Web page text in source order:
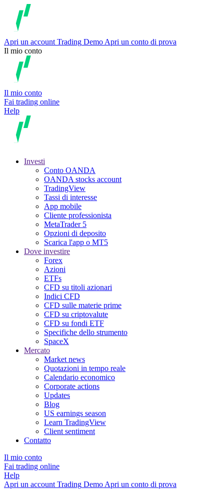
Apri un account Trading Demo Apri un conto di prova
Il mio conto
Il mio conto
Fai trading online
Help
Investi
Conto OANDA
OANDA stocks account
TradingView
Tassi di interesse
App mobile
Cliente professionista
MetaTrader 5
Opzioni di deposito
Scarica l'app o MT5
Dove investire
Forex
Azioni
ETFs
CFD su titoli azionari
Indici CFD
CFD sulle materie prime
CFD su criptovalute
CFD su fondi ETF
Specifiche dello strumento
SpaceX
Mercato
Market news
Quotazioni in tempo reale
Calendario economico
Corporate actions
Updates
Blog
US earnings season
Learn TradingView
Client sentiment
Contatto
Il mio conto
Fai trading online
Help
Apri un account Trading Demo Apri un conto di prova